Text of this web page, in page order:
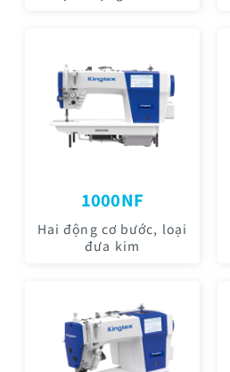
1000NF
Hai động cơ bước, loại
đưa kim